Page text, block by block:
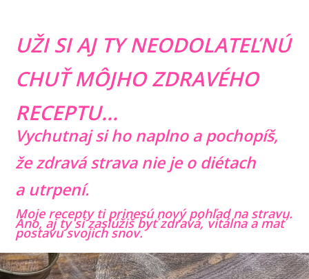
UŽI SI AJ TY NEODOLATEĽNÚ
CHUŤ MÔJHO ZDRAVÉHO
RECEPTU...
Vychutnaj si ho naplno a pochopíš,
že zdravá strava nie je o diétach
a utrpení.
Moje recepty ti prinesú nový pohľad na stravu.
Áno, aj ty si zaslúžiš byť zdravá, vitálna a mať
postavu svojich snov.